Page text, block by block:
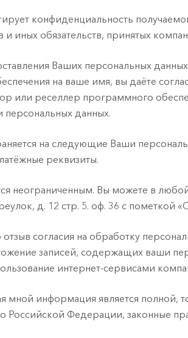
конфиденциальность
и иных обязательств, принятых
Ваших персональных
на ваше имя, вы даёте
или реселлер программного
данных.
на следующие Ваши
реквизиты.
неограниченным. Вы можете в
д. 12 стр. 5. оф. 36 с пометкой
согласия на обработку
записей, содержащих ваши
интернет-сервисами
мной информация является
Российской Федерации, законные